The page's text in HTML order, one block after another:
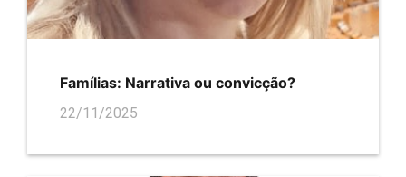
Famílias: Narrativa ou convicção?
22/11/2025